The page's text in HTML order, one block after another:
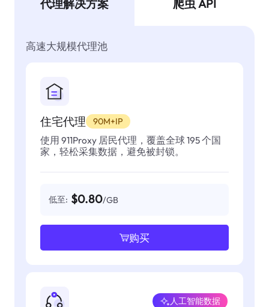
代理解决方案 爬虫 API
高速大规模代理池
住宅代理 90M+IP
使用 911Proxy 居民代理，覆盖全球 195 个国
家，轻松采集数据，避免被封锁。
低至: $0.80/GB
购买
人工智能数据